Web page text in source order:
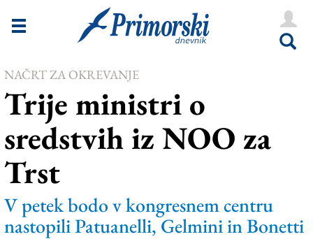
Novice
Goriška
Kultura
Šport
Še
Vreme
V Kioskih
NAČRT ZA OKREVANJE
Trije ministri o
sredstvih iz NOO za
Trst
V petek bodo v kongresnem centru
nastopili Patuanelli, Gelmini in Bonetti